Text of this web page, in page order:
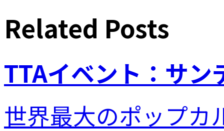
Related Posts
TTAイベント：サ
世界最大のポップカ